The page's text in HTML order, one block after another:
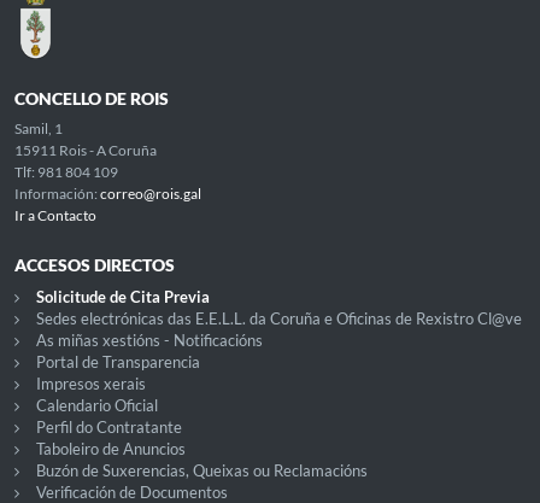
CONCELLO DE ROIS
Samil, 1
15911 Rois - A Coruña
Tlf: 981 804 109
Información: correo@rois.gal
Ir a Contacto
ACCESOS DIRECTOS
Solicitude de Cita Previa
Sedes electrónicas das E.E.L.L. da Coruña e Oficinas de Rexistro Cl@ve
As miñas xestións - Notificacións
Portal de Transparencia
Impresos xerais
Calendario Oficial
Perfil do Contratante
Taboleiro de Anuncios
Buzón de Suxerencias, Queixas ou Reclamacións
Verificación de Documentos